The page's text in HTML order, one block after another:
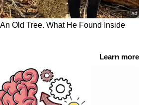
ലൈവ് കാണാം: